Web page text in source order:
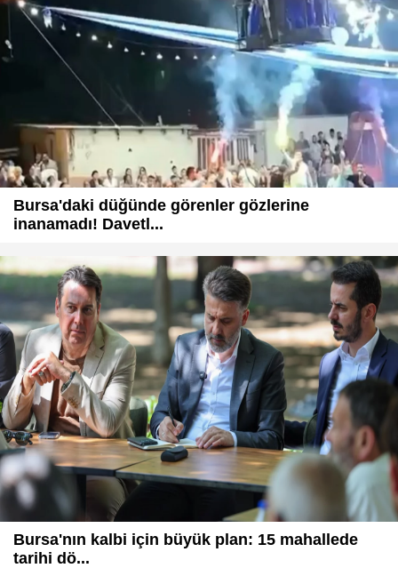
Bursa'daki düğünde görenler gözlerine
inanamadı! Davetl...
Bursa'nın kalbi için büyük plan: 15 mahallede
tarihi dö...